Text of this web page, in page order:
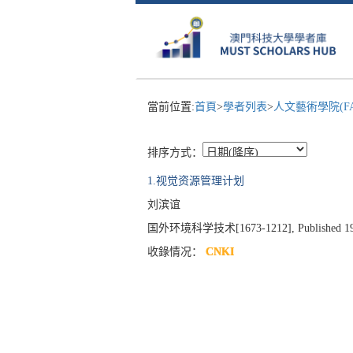
當前位置:首頁>學者列表>人文藝術學院
排序方式：
1.视觉资源管理计划
刘滨谊
国外环境科学技术[1673-1212], Published
收錄情况： CNKI